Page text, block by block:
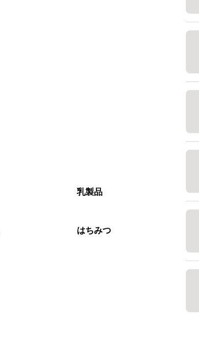
乳製品
はちみつ